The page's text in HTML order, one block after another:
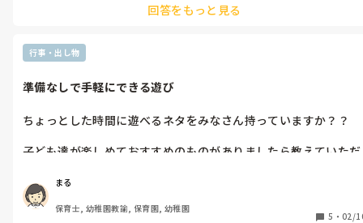
回答をもっと見る
行事・出し物
準備なしで手軽にできる遊び
ちょっとした時間に遊べるネタをみなさん持っていますか？？
子ども達が楽しめておすすめのものがありましたら教えていただ
よろしくお願いします！
まる
保育士, 幼稚園教諭, 保育園, 幼稚園
5 ・ 02/